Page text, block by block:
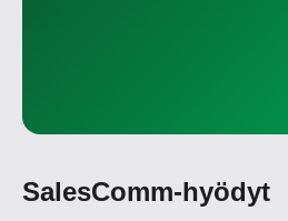
SalesComm-hyödyt